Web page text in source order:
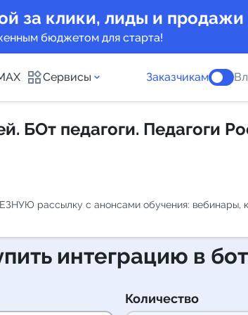
за клики, лиды и продажи
бюджетом для старта!
Сервисы
Каталог
Telegram
Заказчикам
БОт педагоги. Педагоги
рассылку с анонсами обучения: вебинары,
интеграцию в
Количество